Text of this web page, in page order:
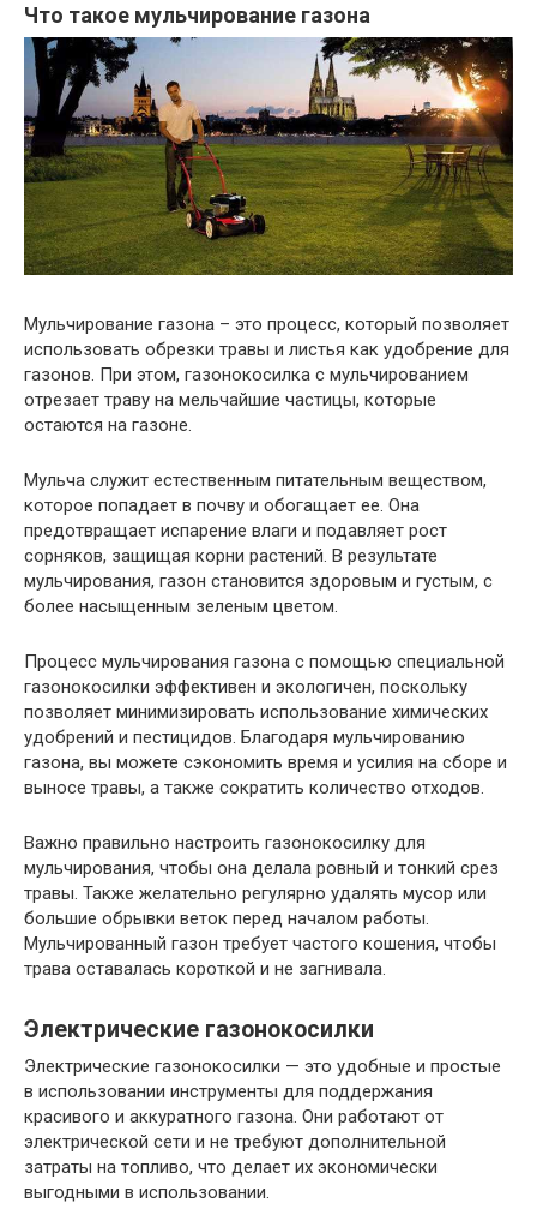
Что такое мульчирование газона
Мульчирование газона – это процесс, который позволяет
использовать обрезки травы и листья как удобрение для
газонов. При этом, газонокосилка с мульчированием
отрезает траву на мельчайшие частицы, которые
остаются на газоне.
Мульча служит естественным питательным веществом,
которое попадает в почву и обогащает ее. Она
предотвращает испарение влаги и подавляет рост
сорняков, защищая корни растений. В результате
мульчирования, газон становится здоровым и густым, с
более насыщенным зеленым цветом.
Процесс мульчирования газона с помощью специальной
газонокосилки эффективен и экологичен, поскольку
позволяет минимизировать использование химических
удобрений и пестицидов. Благодаря мульчированию
газона, вы можете сэкономить время и усилия на сборе и
выносе травы, а также сократить количество отходов.
Важно правильно настроить газонокосилку для
мульчирования, чтобы она делала ровный и тонкий срез
травы. Также желательно регулярно удалять мусор или
большие обрывки веток перед началом работы.
Мульчированный газон требует частого кошения, чтобы
трава оставалась короткой и не загнивала.
Электрические газонокосилки
Электрические газонокосилки — это удобные и простые
в использовании инструменты для поддержания
красивого и аккуратного газона. Они работают от
электрической сети и не требуют дополнительной
затраты на топливо, что делает их экономически
выгодными в использовании.